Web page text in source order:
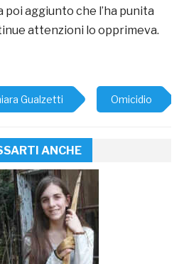
poi aggiunto che l’ha punita
attenzioni lo opprimeva.
Gualzetti Omicidio
ANCHE